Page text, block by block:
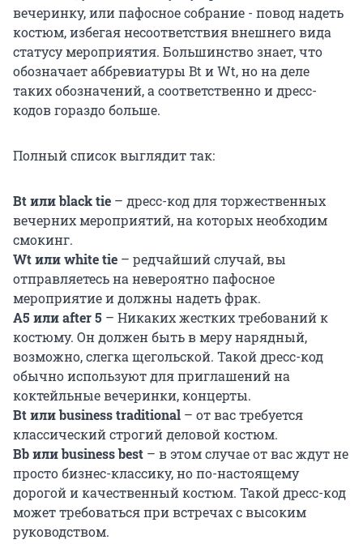
вечеринку, или пафосное собрание - повод надеть
костюм, избегая несоответствия внешнего вида
статусу мероприятия. Большинство знает, что
обозначает аббревиатуры Bt и Wt, но на деле
таких обозначений, а соответственно и дресс-
кодов гораздо больше.
Полный список выглядит так:
Bt или black tie – дресс-код для торжественных
вечерних мероприятий, на которых необходим
смокинг.
Wt или white tie – редчайший случай, вы
отправляетесь на невероятно пафосное
мероприятие и должны надеть фрак.
A5 или after 5 – Никаких жестких требований к
костюму. Он должен быть в меру нарядный,
возможно, слегка щегольской. Такой дресс-код
обычно используют для приглашений на
коктейльные вечеринки, концерты.
Вt или business traditional – от вас требуется
классический строгий деловой костюм.
Вb или business best – в этом случае от вас ждут не
просто бизнес-классику, но по-настоящему
дорогой и качественный костюм. Такой дресс-код
может требоваться при встречах с высоким
руководством.